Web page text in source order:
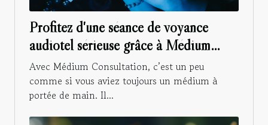
Profitez d'une séance de voyance
audiotel sérieuse grâce à Médium
Consultation !
Avec Médium Consultation, c’est un peu
comme si vous aviez toujours un médium à
portée de main. Il...